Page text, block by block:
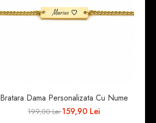
Bratara Dama Personalizata Cu Nume
199,00 Lei159,90 Lei